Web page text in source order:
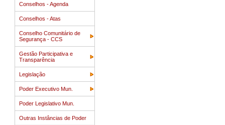
Conselhos - Agenda
Conselhos - Atas
Conselho Comunitário de
Segurança - CCS
Gestão Participativa e
Transparência
Legislação
Poder Executivo Mun.
Poder Legislativo Mun.
Outras Instâncias de Poder